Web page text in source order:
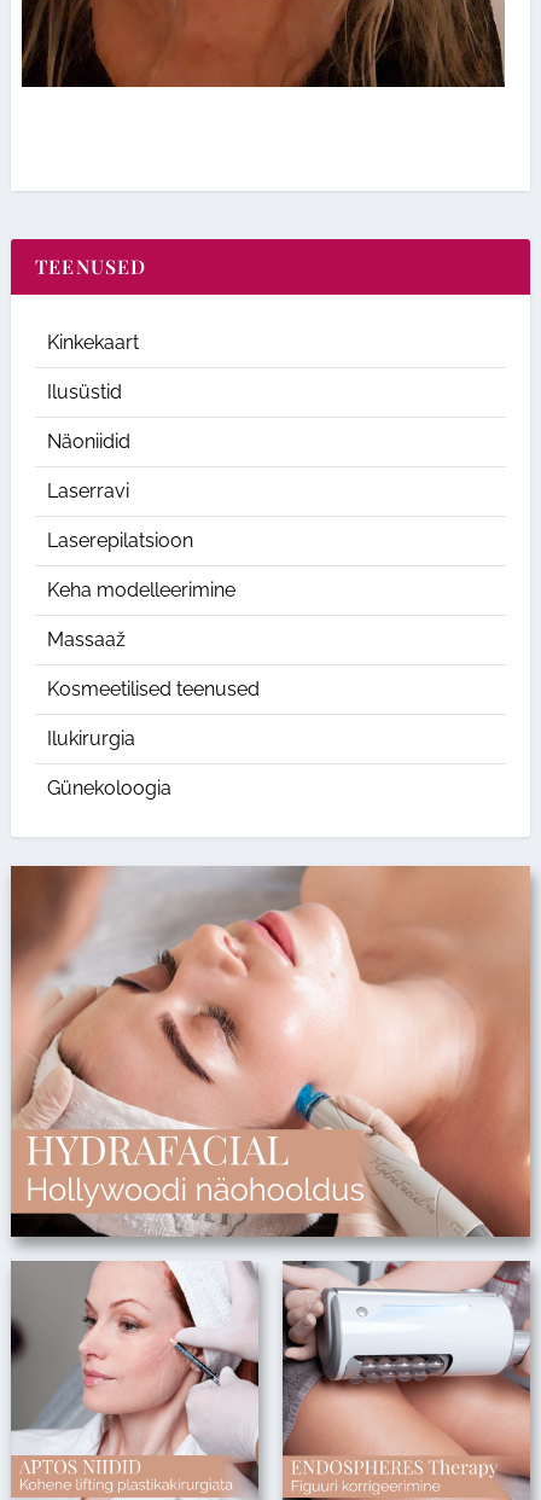
TEENUSED
Kinkekaart
Ilusüstid
Näoniidid
Laserravi
Laserepilatsioon
Keha modelleerimine
Massaaž
Kosmeetilised teenused
Ilukirurgia
Günekoloogia